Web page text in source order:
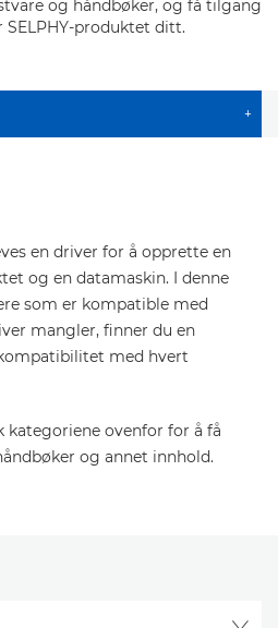
og håndbøker, og få tilgang
produktet ditt.
+
en driver for å opprette en
og en datamaskin. I denne
som er kompatible med
mangler, finner du en
med hvert
kategoriene ovenfor for å få
og annet innhold.